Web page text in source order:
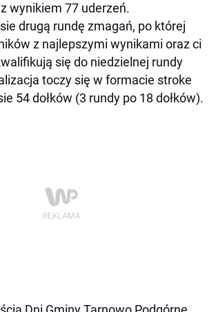
wynikiem 77 uderzeń.
drugą rundę zmagań, po której
z najlepszymi wynikami oraz ci
się do niedzielnej rundy
toczy się w formacie stroke
54 dołków (3 rundy po 18 dołków).